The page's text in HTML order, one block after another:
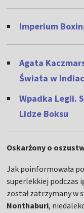
Imperium
Agata
Świata w
Wpadka Legii.
Lidze Boksu
Oskarżony o
Jak poinformowała
superlekkiej podczas
został zatrzymany w
Nonthaburi,